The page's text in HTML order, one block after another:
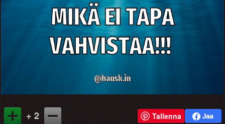
+ 2 Tallenna